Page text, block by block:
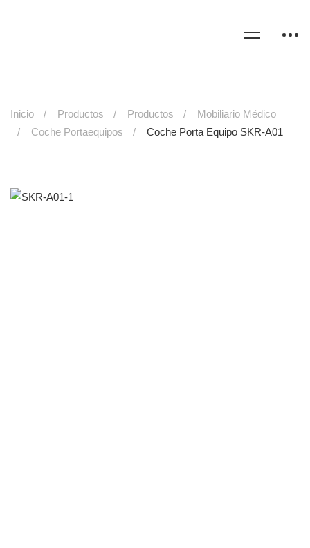
Inicio Productos Productos
Mobiliario Médico
Coche Portaequipos
Coche Porta Equipo SKR-A01